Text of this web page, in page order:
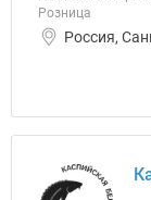
Розница
Россия,